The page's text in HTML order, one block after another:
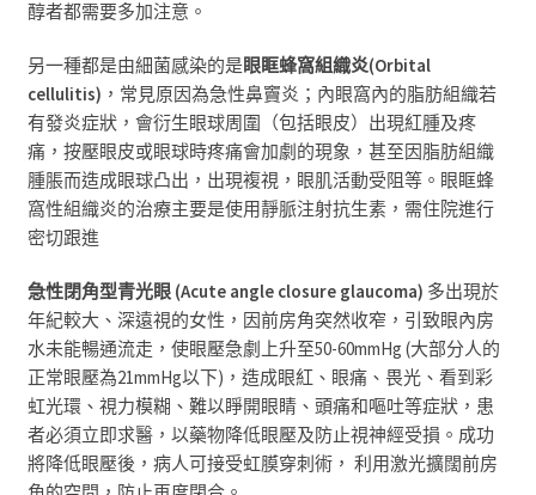
醇者都需要多加注意。
另一種都是由細菌感染的是眼眶蜂窩組織炎(Orbital
cellulitis) ， 常見原因為急性鼻竇炎 ； 內眼窩內的脂肪組織若
有發炎症狀，會衍生眼球周圍（包括眼皮）出現紅腫及疼
痛，按壓眼皮或眼球時疼痛會加劇的現象 ， 甚至因脂肪組織
腫脹而造成眼球凸出，出現複視，眼肌活動受阻等。 眼眶蜂
窩性組織炎的治療主要是使用靜脈注射抗生素，需住院進行
密切跟進
急性閉角型青光眼(Acute angle closure glaucoma) 多出現於
年紀較大、深遠視的女性，因前房角突然收窄，引致眼內房
水未能暢通流走，使眼壓急劇上升至50-60mmHg (大部分人的
正常眼壓為21mmHg以下)， 造成眼紅、眼痛、畏光、看到彩
虹光環、視力模糊、難以睜開眼睛、頭痛和嘔吐等症狀，患
者必須立即求醫，以藥物降低眼壓及防止視神經受損。成功
將降低眼壓後，病人可接受虹膜穿刺術， 利用激光擴闊前房